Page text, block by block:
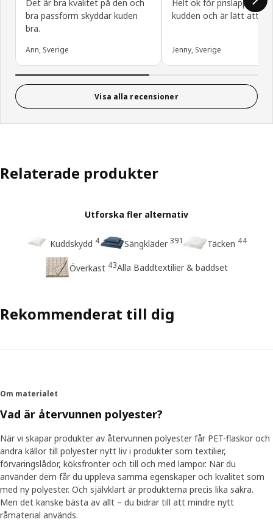
Det är bra kvalitet på den och
bra passform skyddar kuden
bra.
Ann, Sverige
Helt ok för prislappen,
kudden och är lätt att
Jenny, Sverige
Visa alla recensioner
Relaterade produkter
Utforska fler alternativ
Kuddskydd 4 Sängkläder 391 Täcken 44
Överkast 43Alla Bäddtextilier & bäddset
Rekommenderat till dig
Om materialet
Vad är återvunnen polyester?
När vi skapar produkter av återvunnen polyester får PET-flaskor och
andra källor till polyester nytt liv i produkter som textilier,
förvaringslådor, köksfronter och till och med lampor. När du
använder dem får du uppleva samma egenskaper och kvalitet som
med ny polyester. Och självklart är produkterna precis lika säkra.
Men det kanske bästa av allt – du bidrar till att mindre nytt
råmaterial används.